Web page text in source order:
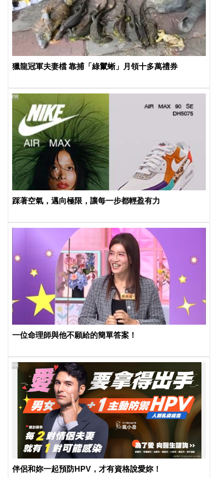
獵龍冠軍夫妻檔 靠捕「綠鬣蜥」月領十多萬禮券
踩著空氣，邁向極限，讓每一步都輕盈有力
PR
一位命理師與他不願給的簡單答案！
伴侶和妳一起預防HPV，才有資格說愛妳！
PR